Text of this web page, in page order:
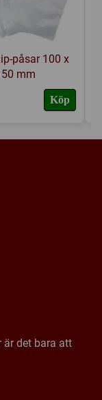
påsar 100 x
mm
Köp
är det bara att